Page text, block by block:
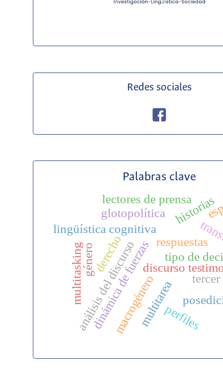
Redes sociales
Palabras clave
dinámica de fuerzasdiscurso
lingüística cognitiva
análisis del discurso tipo de
derecho
género
historias
macrogénero
respuestas
multitarea
multitasking
perfiles
glotopolítica
lectores de prensa